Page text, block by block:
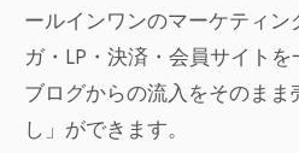
ールインワンのマーケティ
ガ・LP・決済・会員サイトを
ブログからの流入をそのま
し」ができます。